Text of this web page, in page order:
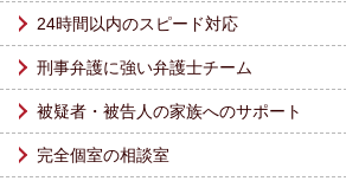
24時間以内のスピード対応
刑事弁護に強い弁護士チーム
被疑者・被告人の家族へのサポート
完全個室の相談室